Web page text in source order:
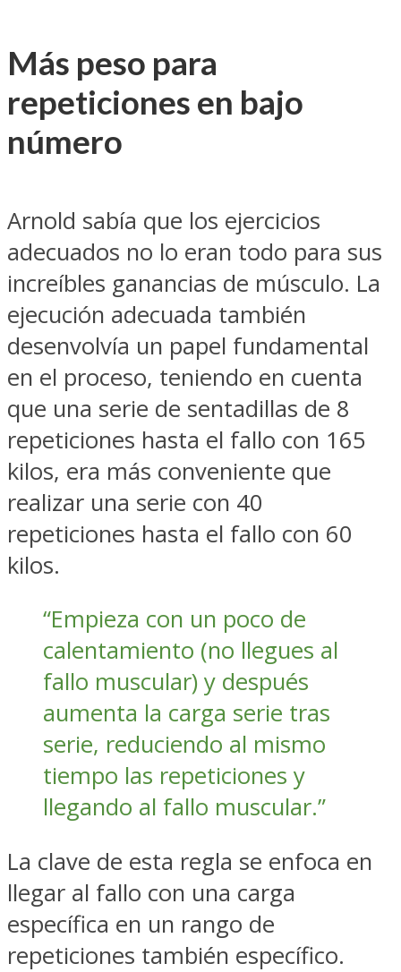
Más peso para
repeticiones en bajo
número
Arnold sabía que los ejercicios
adecuados no lo eran todo para sus
increíbles ganancias de músculo. La
ejecución adecuada también
desenvolvía un papel fundamental
en el proceso, teniendo en cuenta
que una serie de sentadillas de 8
repeticiones hasta el fallo con 165
kilos, era más conveniente que
realizar una serie con 40
repeticiones hasta el fallo con 60
kilos.
“Empieza con un poco de
calentamiento (no llegues al
fallo muscular) y después
aumenta la carga serie tras
serie, reduciendo al mismo
tiempo las repeticiones y
llegando al fallo muscular.”
La clave de esta regla se enfoca en
llegar al fallo con una carga
específica en un rango de
repeticiones también específico.